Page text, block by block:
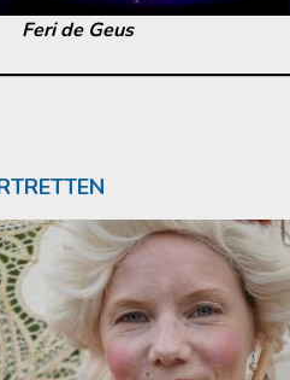
Feri de Geus